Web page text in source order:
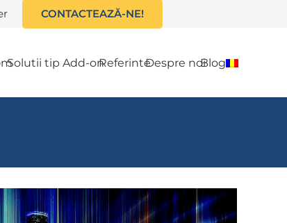
CONTACTEAZĂ-NE!
Solutii tip Add-onReferinteDespre noiBlog